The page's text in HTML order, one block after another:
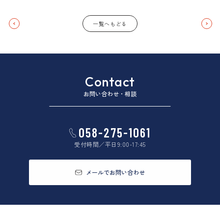
一覧へもどる
Contact
お問い合わせ・相談
058-275-1061
受付時間／平日9:00-17:45
メールでお問い合わせ